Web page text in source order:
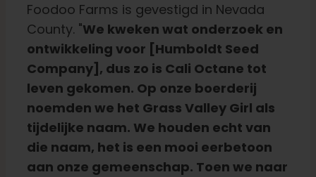
Foodoo Farms is gevestigd in Nevada
County. "We kweken wat onderzoek en
ontwikkeling voor [Humboldt Seed
Company], dus zo is Cali Octane tot
leven gekomen. Op onze boerderij
noemden we het Grass Valley Girl als
tijdelijke naam. We houden echt van
die naam, het is een mooi eerbetoon
aan onze gemeenschap. Toen we naar